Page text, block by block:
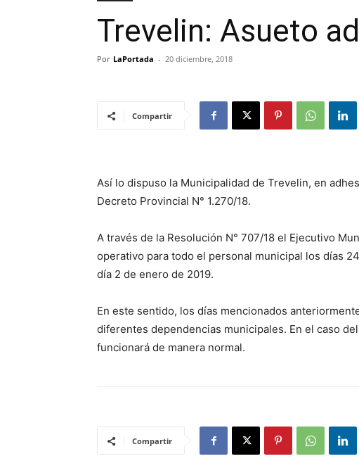
Trevelin: Asueto
Por LaPortada - 20 diciembre, 2018
Compartir
Así lo dispuso la Municipalidad de Trevelin, en
Decreto Provincial N° 1.270/18.
A través de la Resolución N° 707/18 el Ejecutivo
operativo para todo el personal municipal los días
día 2 de enero de 2019.
En este sentido, los días mencionados
diferentes dependencias municipales. En el caso
funcionará de manera normal.
Compartir